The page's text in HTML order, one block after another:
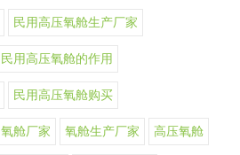
民用高压氧舱生产厂家
民用高压氧舱的作用
民用高压氧舱购买
氧舱厂家 氧舱生产厂家 高压氧舱